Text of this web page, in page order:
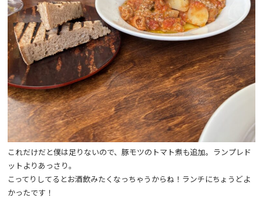
これだけだと僕は足りないので、豚モツのトマト煮も追加。ランプレド
ットよりあっさり。
こってりしてるとお酒飲みたくなっちゃうからね！ランチにちょうどよ
かったです！